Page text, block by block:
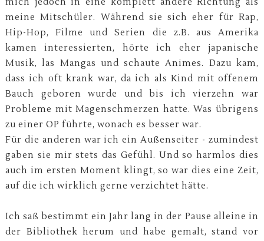
meine Mitschüler. Während sie sich eher für Rap,
Hip-Hop, Filme und Serien die z.B. aus Amerika
kamen interessierten, hörte ich eher japanische
Musik, las Mangas und schaute Animes. Dazu kam,
dass ich oft krank war, da ich als Kind mit offenem
Bauch geboren wurde und bis ich vierzehn war
Probleme mit Magenschmerzen hatte. Was übrigens
zu einer OP führte, wonach es besser war.
Für die anderen war ich ein Außenseiter - zumindest
gaben sie mir stets das Gefühl. Und so harmlos dies
auch im ersten Moment klingt, so war dies eine Zeit,
auf die ich wirklich gerne verzichtet hätte.
Ich saß bestimmt ein Jahr lang in der Pause alleine in
der Bibliothek herum und habe gemalt, stand vor